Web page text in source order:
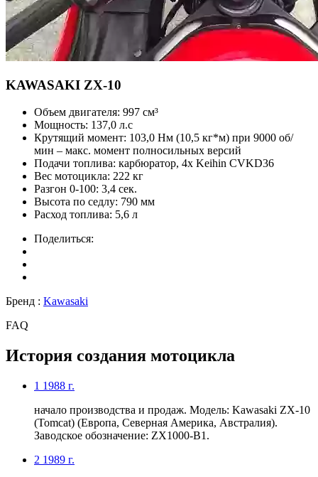
KAWASAKI ZX-10
Объем двигателя: 997 см³
Мощность: 137,0 л.с
Крутящий момент: 103,0 Нм (10,5 кг*м) при 9000 об/
мин – макс. момент полносильных версий
Подачи топлива: карбюратор, 4x Keihin CVKD36
Вес мотоцикла: 222 кг
Разгон 0-100: 3,4 сек.
Высота по седлу: 790 мм
Расход топлива: 5,6 л
Поделиться:
Бренд : Kawasaki
FAQ
История создания мотоцикла
1 1988 г.
начало производства и продаж. Модель: Kawasaki ZX-10
(Tomcat) (Европа, Северная Америка, Австралия).
Заводское обозначение: ZX1000-B1.
2 1989 г.